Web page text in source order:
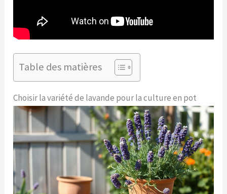
Table des matières
Choisir la variété de lavande pour la culture en pot